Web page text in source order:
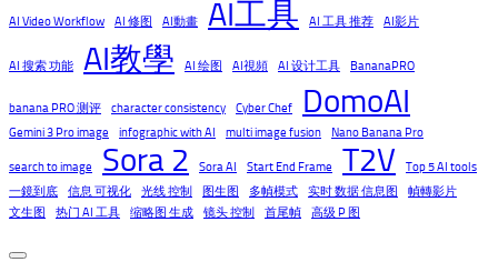
AI Video Workflow AI 修图 AI動畫 AI工具 AI 工具 推荐 AI影片
AI 搜索 功能 AI教學 AI 绘图 AI視頻 AI 设计工具 BananaPRO
banana PRO 测评 character consistency Cyber Chef DomoAI
Gemini 3 Pro image infographic with AI multi image fusion Nano Banana Pro
search to image Sora 2 Sora AI Start End Frame T2V
Top 5 AI tools
一鏡到底
信息 可视化 光线 控制 图生图 多幀模式 实时 数据 信息图
幀轉影片
文生图
热门 AI 工具 缩略图 生成 镜头 控制 首尾幀 高级 P 图